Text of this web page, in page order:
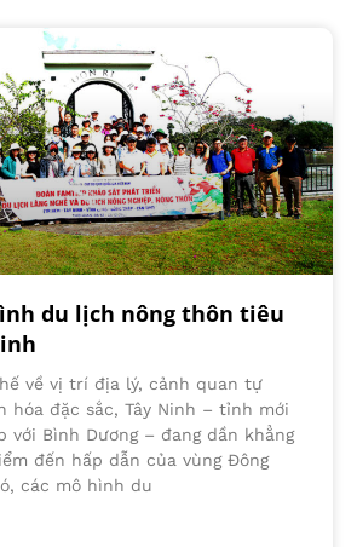
du lịch nông thôn tiêu
về vị trí địa lý, cảnh quan tự
hóa đặc sắc, Tây Ninh – tỉnh mới
với Bình Dương – đang dần khẳng
đến hấp dẫn của vùng Đông
các mô hình du